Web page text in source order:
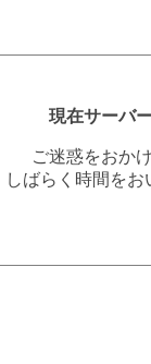
現在サーバ
ご迷惑をおか
しばらく時間を